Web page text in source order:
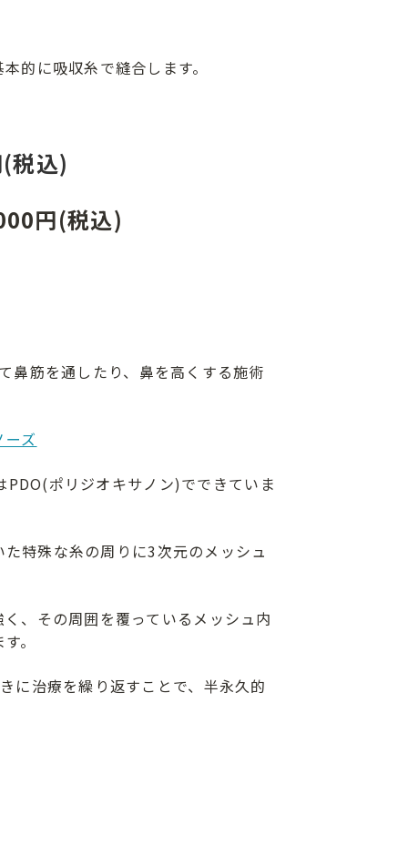
的に吸収糸で縫合します。
税込)
(税込)
筋を通したり、鼻を高くする施術
ズ
PDO(ポリジオキサノン)でできていま
特殊な糸の周りに3次元のメッシュ
、その周囲を覆っているメッシュ内
。
に治療を繰り返すことで、半永久的